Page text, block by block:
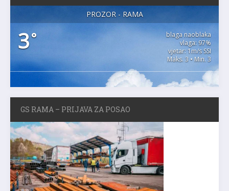
PROZOR - RAMA
3°
blaga naoblaka
vlaga: 97%
vjetar: 1m/s SSI
Maks. 3 • Min. 3
GS RAMA – PRIJAVA ZA POSAO